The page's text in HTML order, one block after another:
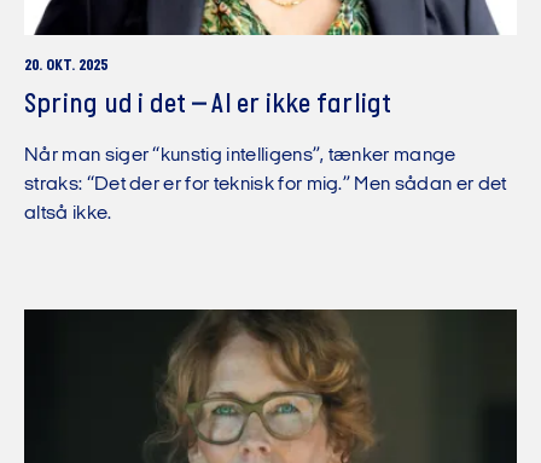
20. OKT. 2025
Spring ud i det – AI er ikke farligt
Når man siger “kunstig intelligens”, tænker mange
straks: “Det der er for teknisk for mig.” Men sådan er det
altså ikke.